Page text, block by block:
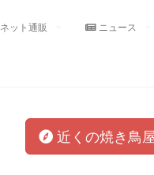
ネット通販 ニュース
近くの焼き鳥